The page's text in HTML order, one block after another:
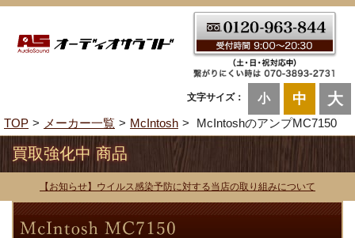
文字サイズ： 小 中 大
TOP メーカー一覧 McIntosh McIntoshのアンプMC7150
買取強化中 商品
【お知らせ】ウイルス感染予防に対する当店の取り組みについて